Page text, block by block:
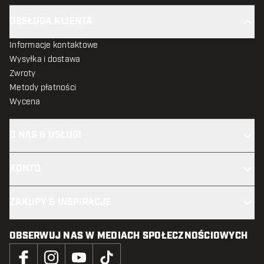
Informacje kontaktowe
Wysyłka i dostawa
Zwroty
Metody płatności
Wycena
OBSERWUJ NAS W MEDIACH SPOŁECZNOŚCIOWYCH